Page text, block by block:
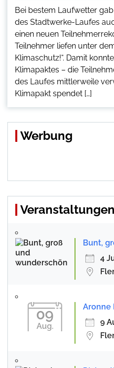
Bei bestem Laufwetter
des Stadtwerke-Laufes
einen neuen
Teilnehmer liefen unter
Klimaschutz!“. Damit
Klimapaktes – die
des Laufes mittlerweile
Klimapakt spendet […]
Werbung
Veranstaltungen
Bunt,
4
09
Aug.
Aronne
9